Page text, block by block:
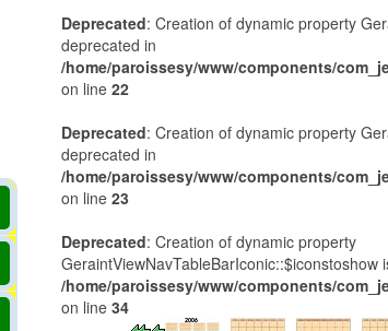
Deprecated: Creation of dynamic property
deprecated in
/home/paroissesy/www/components/
on line 22
Deprecated: Creation of dynamic property
deprecated in
/home/paroissesy/www/components/
on line 23
Deprecated: Creation of dynamic property
GeraintViewNavTableBarIconic::$iconstoshow
/home/paroissesy/www/components/
on line 34